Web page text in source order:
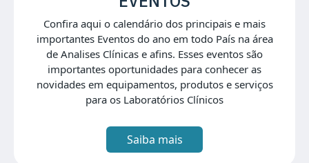
Confira aqui o calendário dos principais e mais
importantes Eventos do ano em todo País na área
de Analises Clínicas e afins. Esses eventos são
importantes oportunidades para conhecer as
novidades em equipamentos, produtos e serviços
para os Laboratórios Clínicos
Saiba mais